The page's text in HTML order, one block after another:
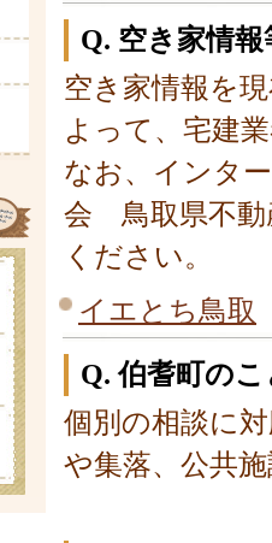
Q. 空き家情
空き家情報を
よって、宅建
なお、インタ
会 鳥取県不動
ください。
イエとち鳥取
Q. 伯耆町の
個別の相談に
や集落、公共